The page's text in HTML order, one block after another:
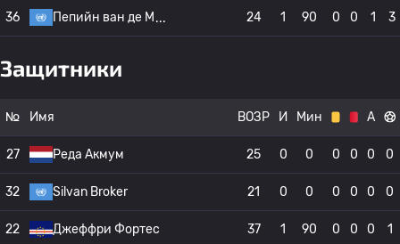
36 Пепийн ван де М 24 1 90 0 0 1 3
Защитники
№ Имя ВОЗР И Мин А
27 Реда Акмум 25 0 0 0 0 0 0
32 Silvan Broker 21 0 0 0 0 0 0
22 Джеффри Фортес 37 1 90 0 0 0 1